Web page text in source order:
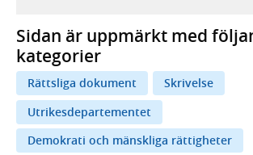
Sidan är uppmärkt med
kategorier
Rättsliga dokument
Skrivelse
Utrikesdepartementet
Demokrati och mänskliga rättigheter